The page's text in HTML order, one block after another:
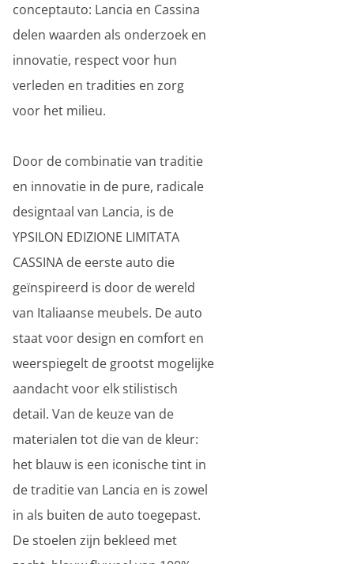
conceptauto: Lancia en Cassina
delen waarden als onderzoek en
innovatie, respect voor hun
verleden en tradities en zorg
voor het milieu.
Door de combinatie van traditie
en innovatie in de pure, radicale
designtaal van Lancia, is de
YPSILON EDIZIONE LIMITATA
CASSINA de eerste auto die
geïnspireerd is door de wereld
van Italiaanse meubels. De auto
staat voor design en comfort en
weerspiegelt de grootst mogelijke
aandacht voor elk stilistisch
detail. Van de keuze van de
materialen tot die van de kleur:
het blauw is een iconische tint in
de traditie van Lancia en is zowel
in als buiten de auto toegepast.
De stoelen zijn bekleed met